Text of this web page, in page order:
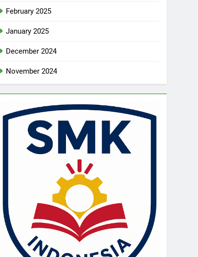
February 2025
January 2025
December 2024
November 2024